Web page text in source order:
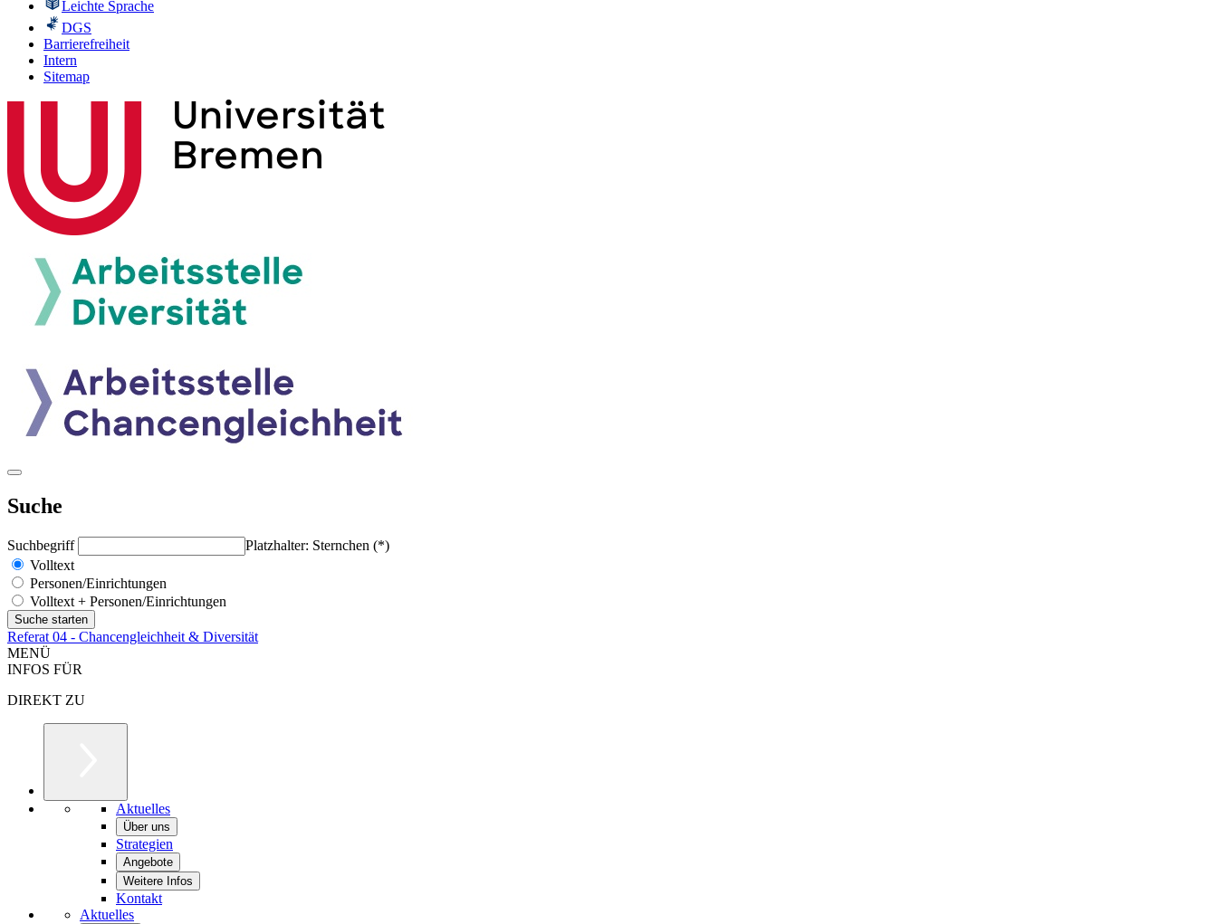
Leichte Sprache
DGS
Barrierefreiheit
Intern
Sitemap
Suche
Suchbegriff
Platzhalter: Sternchen (*)
Volltext
Personen/Einrichtungen
Volltext + Personen/Einrichtungen
Referat 04 - Chancengleichheit & Diversität
MENÜ
INFOS FÜR
DIREKT ZU
Aktuelles
Über uns
Strategien
Angebote
Weitere Infos
Kontakt
Aktuelles